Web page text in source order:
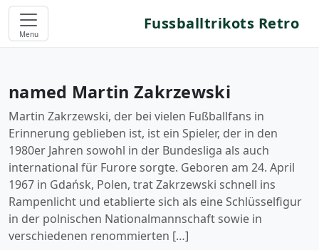
Menu
Fussballtrikots Retro
named Martin Zakrzewski
Martin Zakrzewski, der bei vielen Fußballfans in
Erinnerung geblieben ist, ist ein Spieler, der in den
1980er Jahren sowohl in der Bundesliga als auch
international für Furore sorgte. Geboren am 24. April
1967 in Gdańsk, Polen, trat Zakrzewski schnell ins
Rampenlicht und etablierte sich als eine Schlüsselfigur
in der polnischen Nationalmannschaft sowie in
verschiedenen renommierten […]